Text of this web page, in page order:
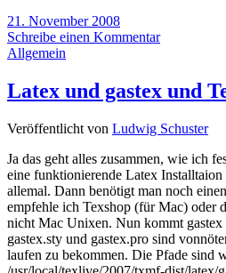
21. November 2008
Schreibe einen Kommentar
Allgemein
Latex und gastex und
Veröffentlicht von Ludwig Schuster
Ja das geht alles zusammen, wie ich
eine funktionierende Latex
allemal. Dann benötigt man noch
empfehle ich Texshop (für Mac) oder
nicht Mac Unixen. Nun kommt gastex
gastex.sty und gastex.pro sind
laufen zu bekommen. Die Pfade sind